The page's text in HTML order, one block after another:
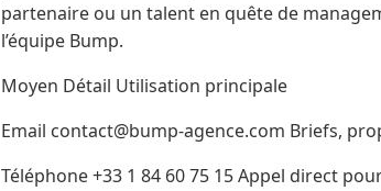
partenaire ou un talent en quête de
l’équipe Bump.
Moyen Détail Utilisation principale
Email contact@bump-agence.com Briefs,
Téléphone +33 1 84 60 75 15 Appel direct